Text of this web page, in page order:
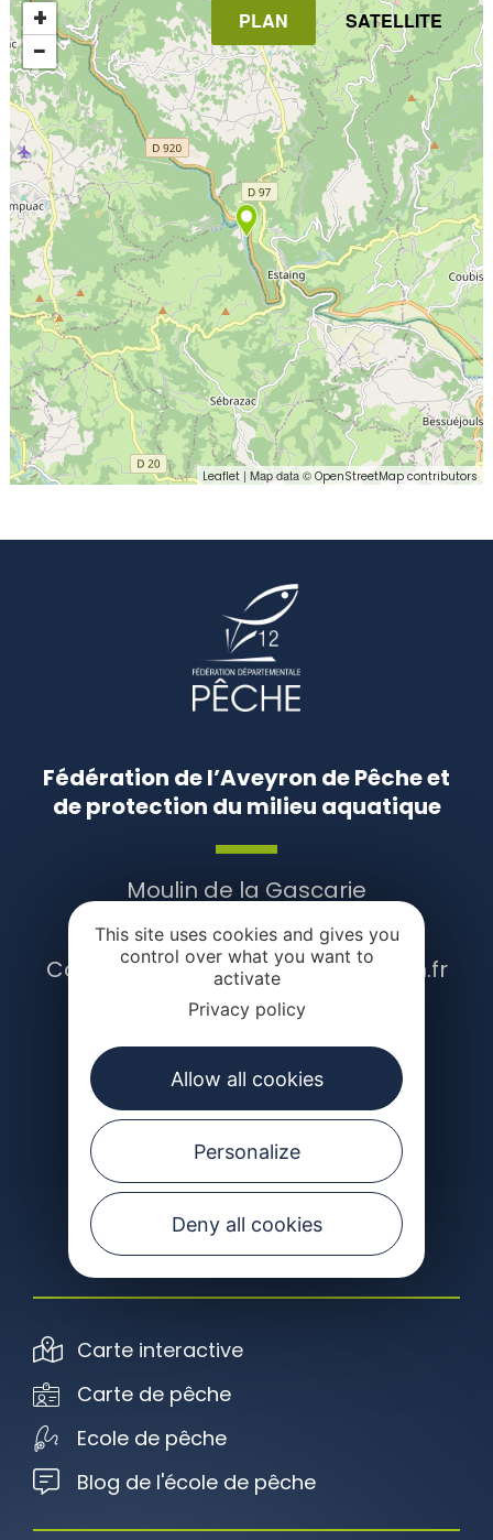
+
−
PLAN SATELLITE
Leaflet | Map data ©OpenStreetMap contributors
Fédération de l’Aveyron de Pêche et
de protection du milieu aquatique
Moulin de la Gascarie
Tél. 05 65 68 41 52
Contact : contact@pecheaveyron.fr
Suivez-nous
Carte interactive
Carte de pêche
Ecole de pêche
Blog de l'école de pêche
This site uses cookies and gives you
control over what you want to
activate
Privacy policy
Allow all cookies
Personalize
Deny all cookies